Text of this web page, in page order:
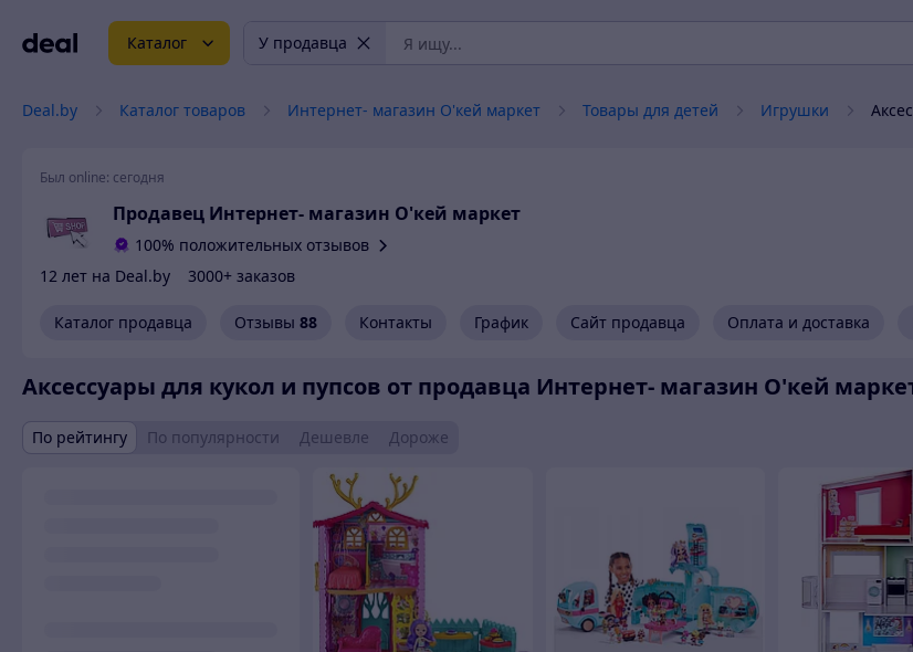
Каталог У продавца
Deal.by Каталог товаров Интернет- магазин O'кей маркет Товары для детей Игрушки
Был online: сегодня
Продавец Интернет- магазин O'кей маркет
100% положительных отзывов
12 лет на Deal.by
3000+ заказов
Каталог продавца Отзывы 88 Контакты График Сайт продавца Оплата и доставка
Аксессуары для кукол и пупсов от продавца Интернет- магазин O'кей
По рейтингу По популярности Дешевле Дороже